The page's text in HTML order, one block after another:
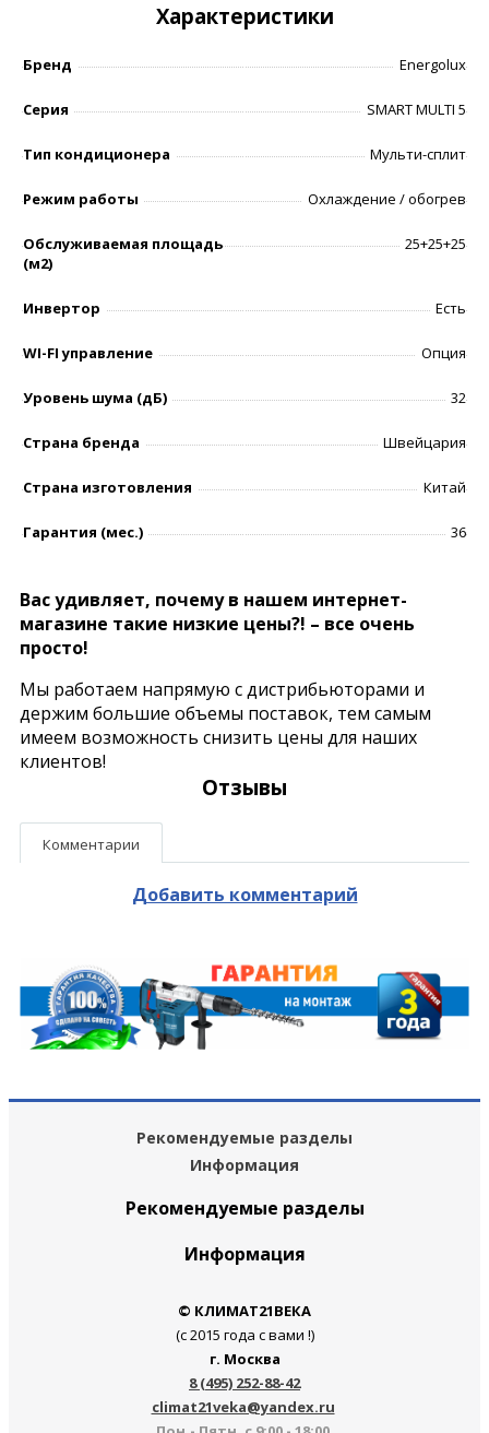
Характеристики
Бренд Energolux
Серия SMART MULTI 5
Тип кондиционера Мульти-сплит
Режим работы Охлаждение / обогрев
Обслуживаемая площадь
(м2)
25+25+25
Инвертор Есть
WI-FI управление Опция
Уровень шумa (дБ) 32
Страна бренда Швейцария
Страна изготовления Китай
Гарантия (мес.) 36
Вас удивляет, почему в нашем интернет-
магазине такие низкие цены?! – все очень
просто!
Мы работаем напрямую с дистрибьюторами и
держим большие объемы поставок, тем самым
имеем возможность снизить цены для наших
клиентов!
Отзывы
Комментарии
Добавить комментарий
Рекомендуемые разделы
Информация
Рекомендуемые разделы
Информация
© КЛИМАТ21ВЕКА
(с 2015 года с вами !)
г. Москва
8 (495) 252-88-42
climat21veka@yandex.ru